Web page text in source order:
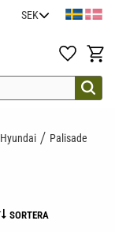
Favoriter
Hyundai
Palisade
SORTERA